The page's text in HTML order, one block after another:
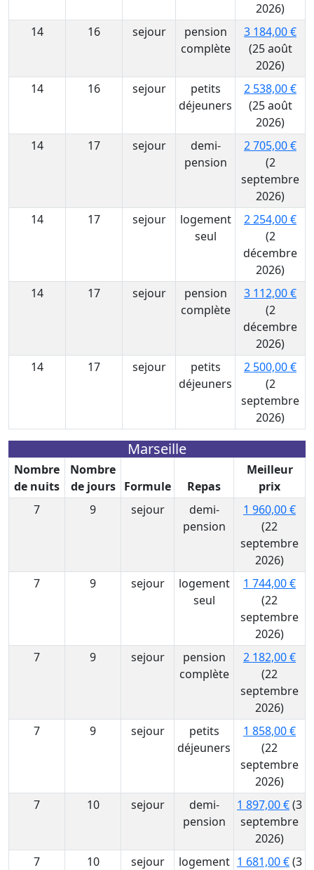
2026)
14
16 sejour
pension
complète
3 184,00 €
(25 août
2026)
14
16 sejour
petits
déjeuners
2 538,00 €
(25 août
2026)
14
17 sejour
demi-
pension
2 705,00 €
(2
septembre
2026)
14
17 sejour
logement
seul
2 254,00 €
(2
décembre
2026)
14
17 sejour
pension
complète
3 112,00 €
(2
décembre
2026)
14
17 sejour
petits
déjeuners
2 500,00 €
(2
septembre
2026)
Marseille
Nombre
de nuits
Nombre
de jours
Formule Repas
Meilleur
prix
7
9 sejour
demi-
pension
1 960,00 €
(22
septembre
2026)
7
9 sejour
logement
seul
1 744,00 €
(22
septembre
2026)
7
9 sejour
pension
complète
2 182,00 €
(22
septembre
2026)
7
9 sejour
petits
déjeuners
1 858,00 €
(22
septembre
2026)
7
10 sejour
demi-
pension
1 897,00 €(3
septembre
2026)
7
10 sejour
logement 1 681,00 €(3